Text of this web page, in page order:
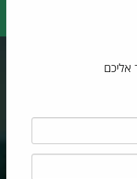
אליכם